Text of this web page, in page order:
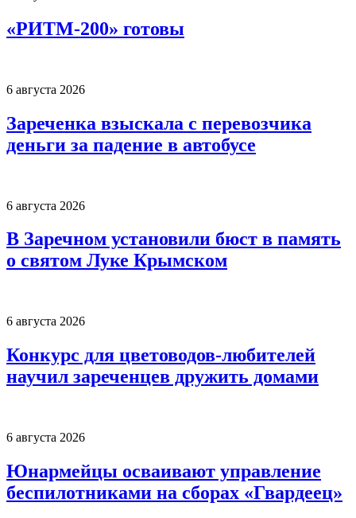
«РИТМ-200» готовы
6 августа 2026
Зареченка взыскала с перевозчика
деньги за падение в автобусе
6 августа 2026
В Заречном установили бюст в память
о святом Луке Крымском
6 августа 2026
Конкурс для цветоводов-любителей
научил зареченцев дружить домами
6 августа 2026
Юнармейцы осваивают управление
беспилотниками на сборах «Гвардеец»